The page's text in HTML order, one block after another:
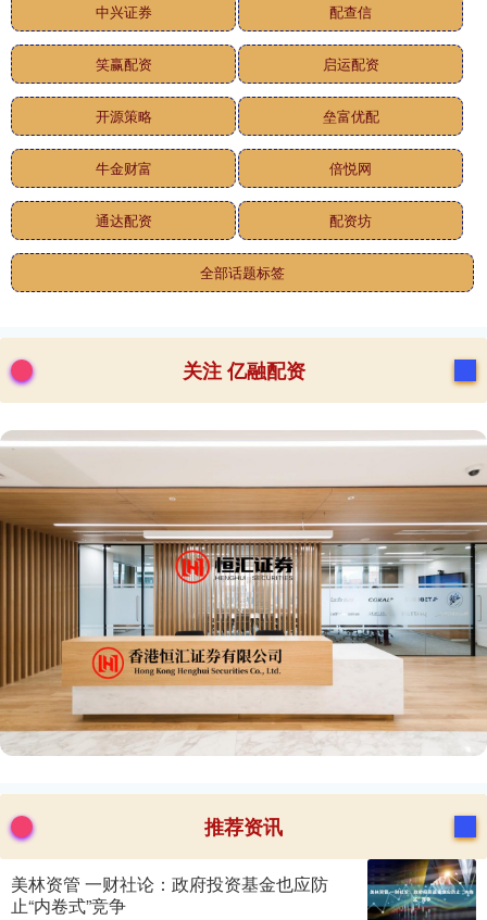
中兴证券 配查信
笑赢配资 启运配资
开源策略 垒富优配
牛金财富 倍悦网
通达配资 配资坊
全部话题标签
关注 亿融配资
推荐资讯
美林资管 一财社论：政府投资基金也应防
止“内卷式”竞争